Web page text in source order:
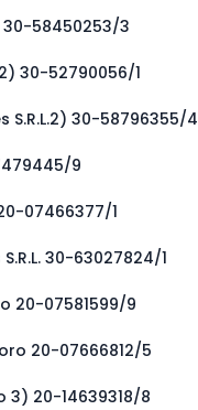
58450253/3
30-52790056/1
S.R.L.2) 30-58796355/4
9
07466377/1
30-63027824/1
20-07581599/9
20-07666812/5
3) 20-14639318/8